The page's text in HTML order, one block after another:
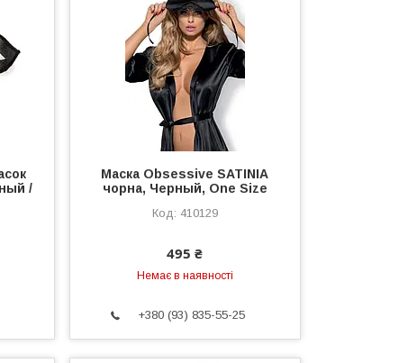
/
Маска Obsessive SATINIA
чорна, Черный, One Size
410129
495 ₴
Немає в наявності
+380 (93) 835-55-25